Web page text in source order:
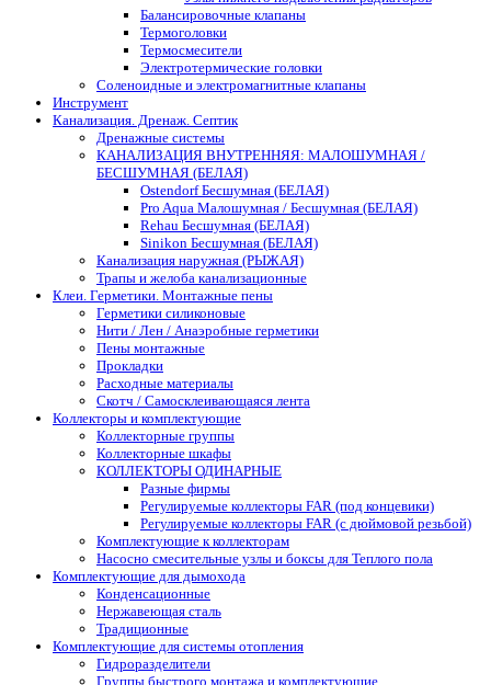
Балансировочные клапаны
Термоголовки
Термосмесители
Электротермические головки
Соленоидные и электромагнитные клапаны
Инструмент
Канализация. Дренаж. Септик
Дренажные системы
КАНАЛИЗАЦИЯ ВНУТРЕННЯЯ: МАЛОШУМНАЯ /
БЕСШУМНАЯ (БЕЛАЯ)
Ostendorf Бесшумная (БЕЛАЯ)
Pro Aqua Малошумная / Бесшумная (БЕЛАЯ)
Rehau Бесшумная (БЕЛАЯ)
Sinikon Бесшумная (БЕЛАЯ)
Канализация наружная (РЫЖАЯ)
Трапы и желоба канализационные
Клеи. Герметики. Монтажные пены
Герметики силиконовые
Нити / Лен / Анаэробные герметики
Пены монтажные
Прокладки
Расходные материалы
Скотч / Самосклеивающаяся лента
Коллекторы и комплектующие
Коллекторные группы
Коллекторные шкафы
КОЛЛЕКТОРЫ ОДИНАРНЫЕ
Разные фирмы
Регулируемые коллекторы FAR (под концевики)
Регулируемые коллекторы FAR (с дюймовой резьбой)
Комплектующие к коллекторам
Насосно смесительные узлы и боксы для Теплого пола
Комплектующие для дымохода
Конденсационные
Нержавеющая сталь
Традиционные
Комплектующие для системы отопления
Гидроразделители
Группы быстрого монтажа и комплектующие